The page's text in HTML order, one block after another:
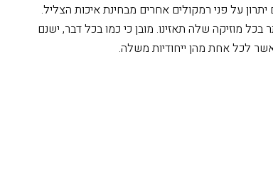
על פני רמקולים אחרים מבחינת איכות הצליל.
מוזיקה שלה תאזינו. מובן כי כמו בכל דבר, ישנם
לכל אחת מהן ייחודיות משלה.